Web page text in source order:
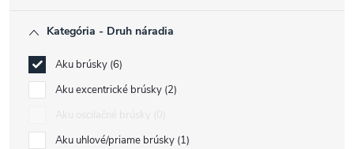
Kategória - Druh náradia
Aku brúsky 6
Aku excentrické brúsky 2
Aku uhlové/priame brúsky 1